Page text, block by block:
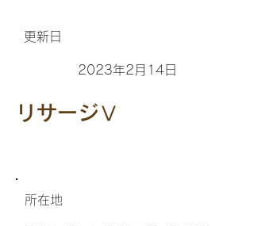
更新日
2023年2月14日
リサージⅤ
所在地